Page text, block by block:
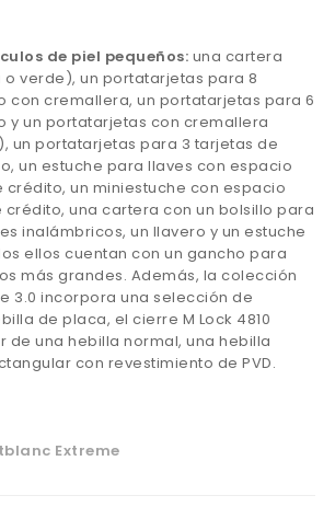
de piel pequeños: una cartera
verde), un portatarjetas para 8
con cremallera, un portatarjetas para 6
y un portatarjetas con cremallera
un portatarjetas para 3 tarjetas de
un estuche para llaves con espacio
un miniestuche con espacio
una cartera con un bolsillo para
inalámbricos, un llavero y un estuche
ellos cuentan con un gancho para
más grandes. Además, la colección
3.0 incorpora una selección de
de placa, el cierre M Lock 4810
de una hebilla normal, una hebilla
con revestimiento de PVD.
Extreme